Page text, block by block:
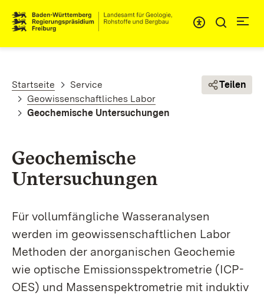
Pfadnavigation
Startseite
Service
Geowissenschaftliches Labor
Geochemische Untersuchungen
Teilen
Geochemische
Untersuchungen
Für vollumfängliche Wasseranalysen
werden im geo­wissenschaft­lichen Labor
Methoden der an­organischen Geochemie
wie optische Emissions­­spektrometrie (ICP-
OES) und Massen­­spektrometrie mit induktiv